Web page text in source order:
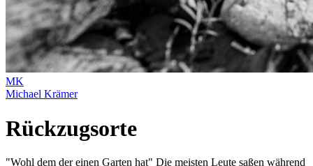
MK
Michael Krämer
Rückzugsorte
"Wohl dem der einen Garten hat" Die meisten Leute saßen während